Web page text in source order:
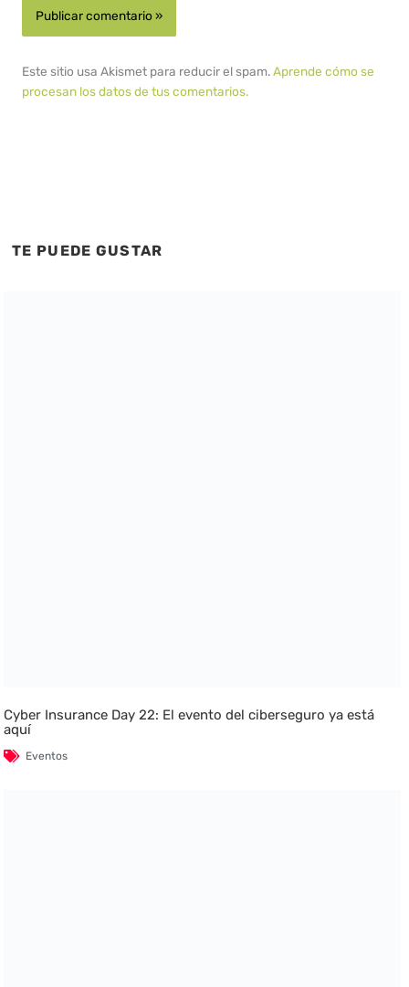
Este sitio usa Akismet para reducir el spam.Aprende cómo se
procesan los datos de tus comentarios.
TE PUEDE GUSTAR
Cyber Insurance Day 22: El evento del ciberseguro ya está
aquí
Eventos